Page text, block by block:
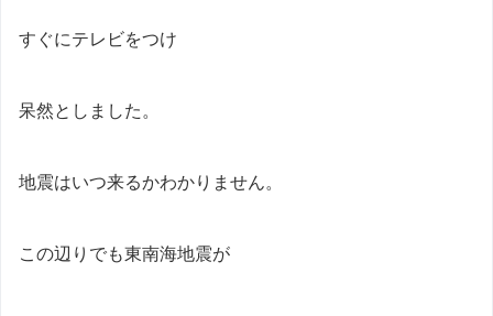
すぐにテレビをつけ
呆然としました。
地震はいつ来るかわかりません。
この辺りでも東南海地震が